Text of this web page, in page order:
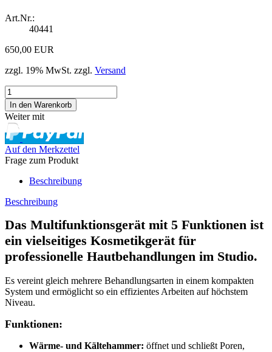
Art.Nr.:
40441
650,00 EUR
zzgl. 19% MwSt. zzgl. Versand
Weiter mit
Auf den Merkzettel
Frage zum Produkt
Beschreibung
Beschreibung
Das Multifunktionsgerät mit 5 Funktionen ist
ein vielseitiges Kosmetikgerät für
professionelle Hautbehandlungen im Studio.
Es vereint gleich mehrere Behandlungsarten in einem kompakten
System und ermöglicht so ein effizientes Arbeiten auf höchstem
Niveau.
Funktionen:
Wärme- und Kältehammer: öffnet und schließt Poren,